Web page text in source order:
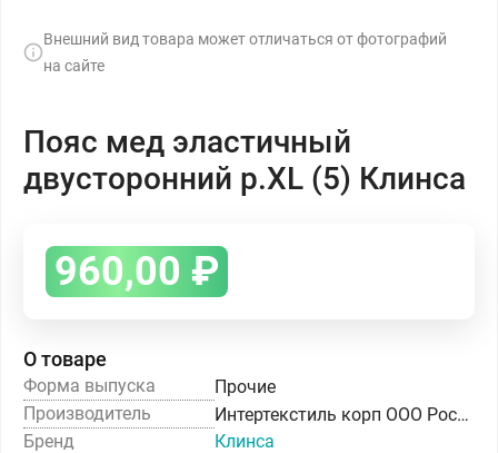
Внешний вид товара может отличаться от фотографий
на сайте
Пояс мед эластичный
двусторонний р.ХL (5) Клинса
960,00 ₽
О товаре
Форма выпуска
Прочие
Производитель
Интертекстиль корп ООО Россия
Бренд
Клинса